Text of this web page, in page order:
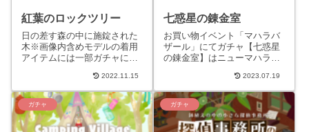
紅葉のロックツリー
日の差す森の中に施錠された
木※画像内含めモデルの着用
アイテムには一部ガチャに含
STORY日の差す森の中に施錠
された木が発見された。ドア
は...
2022.11.15
七惑星の錬金室
お買い物イベント「マハラバ
ザール」にてガチャ【七惑星
の錬金室】はニューマハラシ
は異なり、お買い物イベント
「マハラバザール（2023年
7...
2023.07.19
ガチャ ガチャ